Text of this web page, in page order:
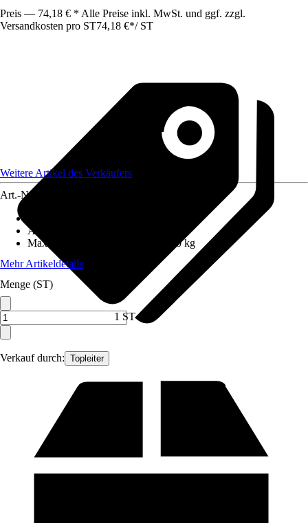
Preis — 74,18 € * Alle Preise inkl. MwSt. und ggf. zzgl.
Versandkosten pro ST74,18 €*/ ST
Verkauf durch: Topleiter
Weitere Artikel des Verkäufers
Art.-Nr.
Arbeitshöhe
Maximales Belastungsgewicht
150 kg
Mehr Artikeldetails
Menge (ST)
1 ST